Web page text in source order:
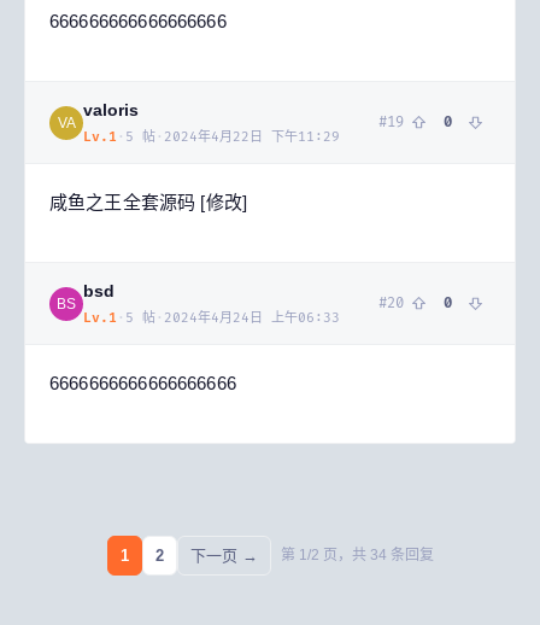
666666666666666666
VA
valoris
Lv. 1 · 5 帖 · 2024年4月22日 下午11:29
#19 0
咸鱼之王全套源码 [修改]
BS
bsd
Lv. 1 · 5 帖 · 2024年4月24日 上午06:33
#20 0
6666666666666666666
1 2 下一页 → 第 1/2 页，共 34 条回复